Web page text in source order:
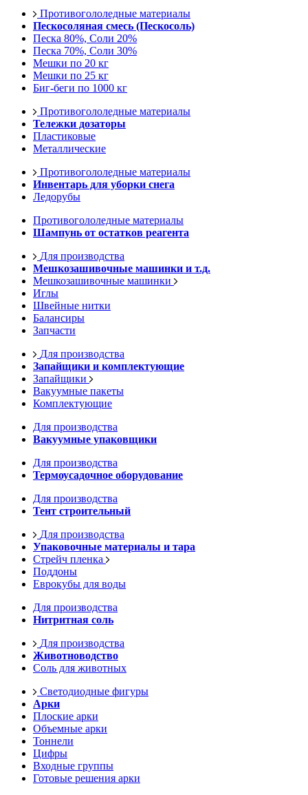
Противогололедные материалы
Пескосоляная смесь (Пескосоль)
Песка 80%, Соли 20%
Песка 70%, Соли 30%
Мешки по 20 кг
Мешки по 25 кг
Биг-беги по 1000 кг
Противогололедные материалы
Тележки дозаторы
Пластиковые
Металлические
Противогололедные материалы
Инвентарь для уборки снега
Ледорубы
Противогололедные материалы
Шампунь от остатков реагента
Для производства
Мешкозашивочные машинки и т.д.
Мешкозашивочные машинки
Иглы
Швейные нитки
Балансиры
Запчасти
Для производства
Запайщики и комплектующие
Запайщики
Вакуумные пакеты
Комплектующие
Для производства
Вакуумные упаковщики
Для производства
Термоусадочное оборудование
Для производства
Тент строительный
Для производства
Упаковочные материалы и тара
Стрейч пленка
Поддоны
Еврокубы для воды
Для производства
Нитритная соль
Для производства
Животноводство
Соль для животных
Светодиодные фигуры
Арки
Плоские арки
Объемные арки
Тоннели
Цифры
Входные группы
Готовые решения арки